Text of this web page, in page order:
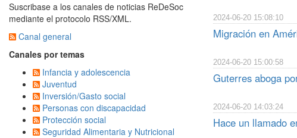
Suscribase a los canales de noticias ReDeSoc
mediante el protocolo RSS/XML.
Canal general
Canales por temas
Infancia y adolescencia
Juventud
Inversión/Gasto social
Personas con discapacidad
Protección social
Seguridad Alimentaria y Nutricional
2024-06-20 15:08:10
Migración en
2024-06-20 15:00:58
Guterres aboga
2024-06-20 14:03:24
Hace un llamado